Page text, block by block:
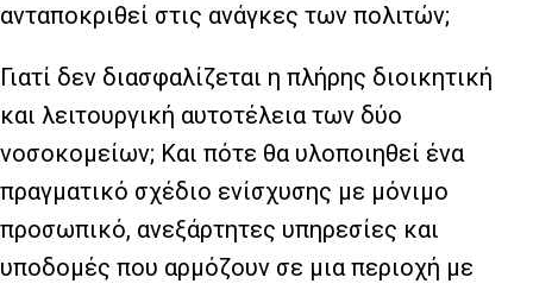
ανταποκριθεί στις ανάγκες των πολιτών;
Γιατί δεν διασφαλίζεται η πλήρης διοικητική
και λειτουργική αυτοτέλεια των δύο
νοσοκομείων; Και πότε θα υλοποιηθεί ένα
πραγματικό σχέδιο ενίσχυσης με μόνιμο
προσωπικό, ανεξάρτητες υπηρεσίες και
υποδομές που αρμόζουν σε μια περιοχή με